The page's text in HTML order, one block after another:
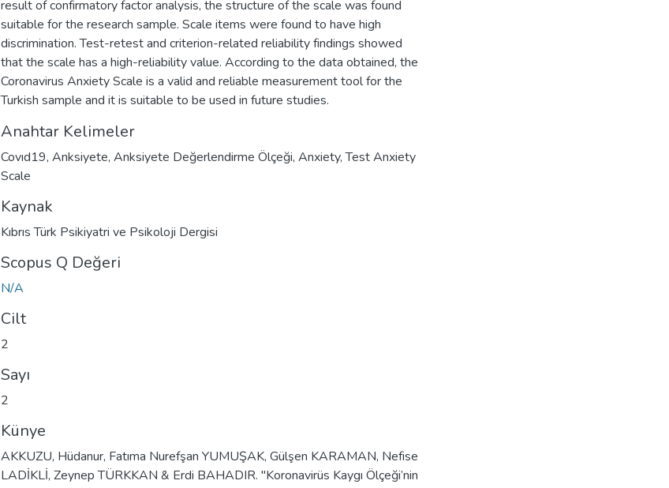
result of confirmatory factor analysis, the structure of the scale was found
suitable for the research sample. Scale items were found to have high
discrimination. Test-retest and criterion-related reliability findings showed
that the scale has a high-reliability value. According to the data obtained, the
Coronavirus Anxiety Scale is a valid and reliable measurement tool for the
Turkish sample and it is suitable to be used in future studies.
Anahtar Kelimeler
Covıd19, Anksiyete, Anksiyete Değerlendirme Ölçeği, Anxiety,Test Anxiety
Scale
Kaynak
Kıbrıs Türk Psikiyatri ve Psikoloji Dergisi
Scopus Q Değeri
N/A
Cilt
2
Sayı
2
Künye
AKKUZU, Hüdanur, Fatıma Nurefşan YUMUŞAK, Gülşen KARAMAN, Nefise
LADİKLİ, Zeynep TÜRKKAN & Erdi BAHADIR. "Koronavirüs Kaygı Ölçeği’nin